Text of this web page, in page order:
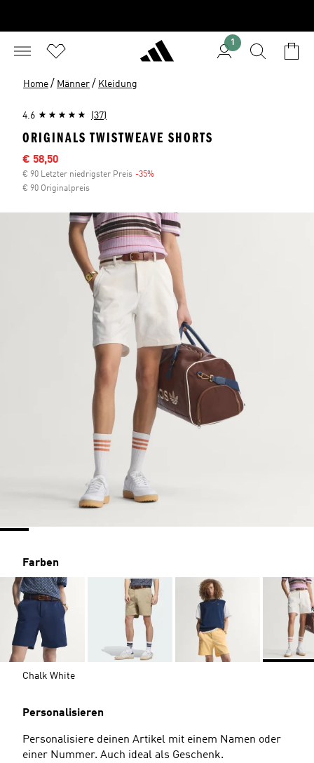
1
Home / Männer / Kleidung
4.6 (37)
ORIGINALS TWISTWEAVE SHORTS
Sale-Preis
€ 58,50
€ 90 Letzter niedrigster Preis -35%
€ 90 Originalpreis
Farben
Chalk White
Personalisieren
Personalisiere deinen Artikel mit einem Namen oder
einer Nummer. Auch ideal als Geschenk.